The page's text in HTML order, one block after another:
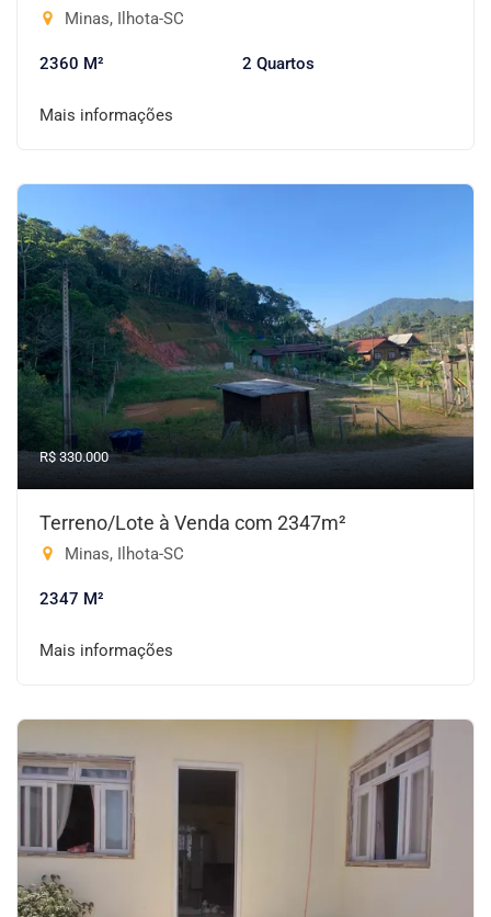
Minas, Ilhota-SC
2360 M² 2 Quartos
Mais informações
R$ 330.000
Terreno/Lote à Venda com 2347m²
Minas, Ilhota-SC
2347 M²
Mais informações